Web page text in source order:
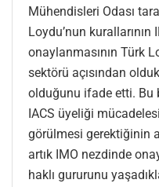
Mühendisleri Odası
Loydu’nun kurallarının
onaylanmasının Türk
sektörü açısından
olduğunu ifade etti. Bu
IACS üyeliği
görülmesi gerektiğinin
artık IMO nezdinde
haklı gururunu